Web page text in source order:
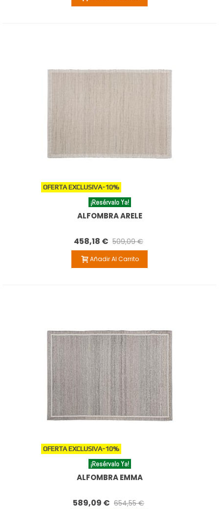
OFERTA EXCLUSIVA-10%
¡Resérvalo Ya!
ALFOMBRA ARELE
458,18 € 509,09 €
Añadir Al Carrito
OFERTA EXCLUSIVA-10%
¡Resérvalo Ya!
ALFOMBRA EMMA
589,09 € 654,55 €